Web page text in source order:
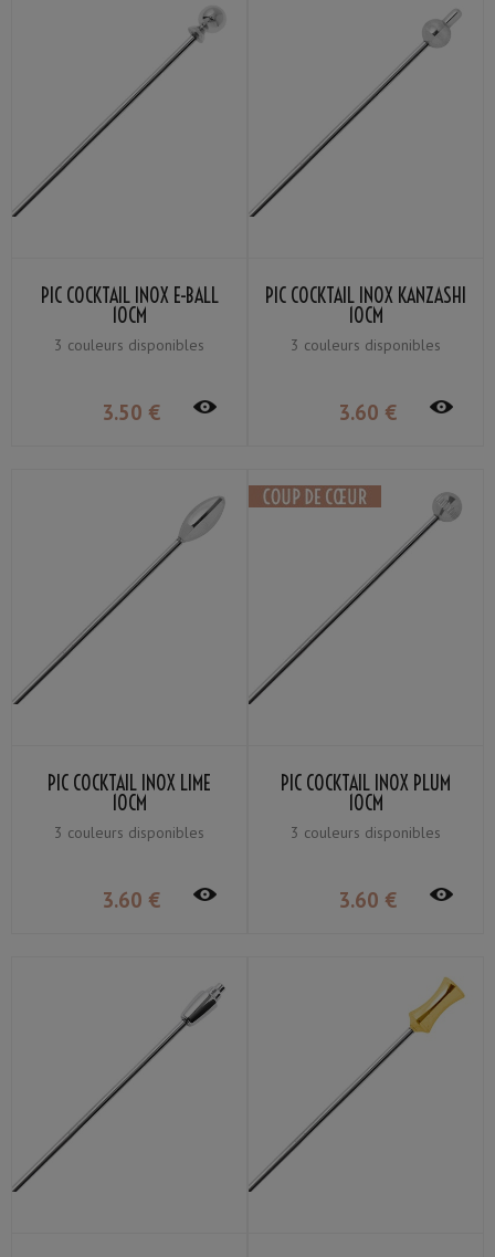
PIC COCKTAIL INOX E-BALL
10CM
3 couleurs disponibles
3.50 €
PIC COCKTAIL INOX KANZASHI
10CM
3 couleurs disponibles
3.60 €
PIC COCKTAIL INOX LIME
10CM
3 couleurs disponibles
3.60 €
PIC COCKTAIL INOX PLUM
10CM
3 couleurs disponibles
3.60 €